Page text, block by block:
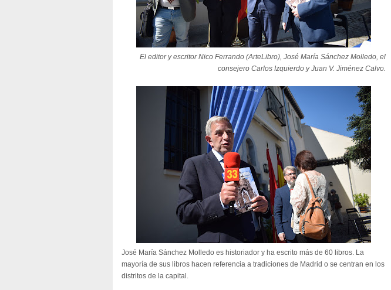
El editor y escritor Nico Ferrando (ArteLibro), José María Sánchez Molledo, el
consejero Carlos Izquierdo y Juan V. Jiménez Calvo.
José María Sánchez Molledo es historiador y ha escrito más de 60 libros. La
mayoría de sus libros hacen referencia a tradiciones de Madrid o se centran en los
distritos de la capital.